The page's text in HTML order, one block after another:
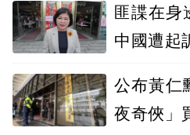
匪諜在身
中國遭起
公布黃仁
夜奇俠」